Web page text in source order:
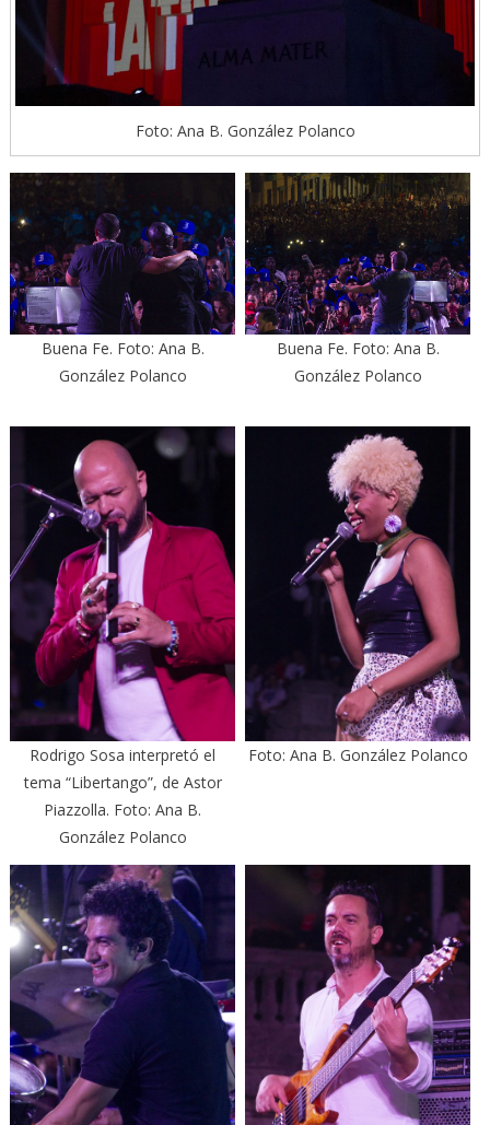
Foto: Ana B. González Polanco
Buena Fe. Foto: Ana B.
González Polanco
Buena Fe. Foto: Ana B.
González Polanco
Rodrigo Sosa interpretó el
tema “Libertango”, de Astor
Piazzolla. Foto: Ana B.
González Polanco
Foto: Ana B. González Polanco